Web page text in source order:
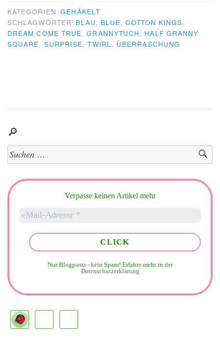
KATEGORIEN GEHÄKELT
SCHLAGWÖRTER BLAU, BLUE,COTTON KINGS,
DREAM COME TRUE,GRANNYTUCH, HALF GRANNY
SQUARE, SURPRISE,TWIRL , ÜBERRASCHUNG
🔎
Suchen
nach:
Verpasse keinen Artikel mehr
Nur Blogposts - kein Spam! Erfahre mehr in der
Datenschutzerklärung